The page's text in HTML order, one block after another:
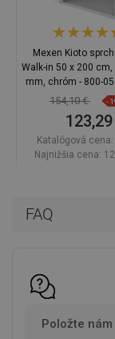
FAQ
Položte
Mexen Kioto
Walk-in 50 x 200
mm, chróm - 800-
154,10 € -
Katalógová cena:
Najnižšia cena: